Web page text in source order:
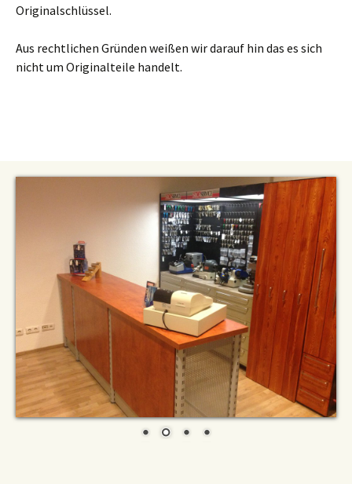
Originalschlüssel.
Aus rechtlichen Gründen weißen wir darauf hin das es sich
nicht um Originalteile handelt.